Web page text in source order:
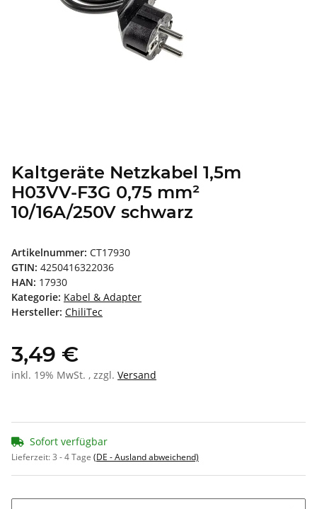
Kaltgeräte Netzkabel 1,5m
H03VV-F3G 0,75 mm²
10/16A/250V schwarz
Artikelnummer: CT17930
GTIN: 4250416322036
HAN: 17930
Kategorie: Kabel & Adapter
Hersteller: ChiliTec
3,49 €
inkl. 19% MwSt. , zzgl. Versand
Sofort verfügbar
Lieferzeit:3 - 4 Tage (DE - Ausland abweichend)